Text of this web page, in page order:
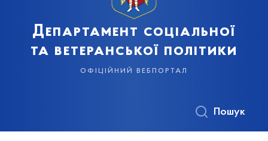
Департамент соціальної
та ветеранської політики
офіційний вебпортал
Пошук